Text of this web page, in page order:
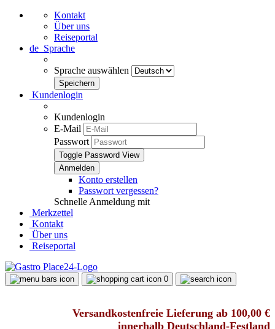
Kontakt
Über uns
Reiseportal
de Sprache
Sprache auswählen
Kundenlogin
Kundenlogin
E-Mail
Passwort
Toggle Password View
Konto erstellen
Passwort vergessen?
Schnelle Anmeldung mit
Merkzettel
Kontakt
Über uns
Reiseportal
0
Versandkostenfreie Lieferung ab 100,00 €
innerhalb Deutschland-Festland